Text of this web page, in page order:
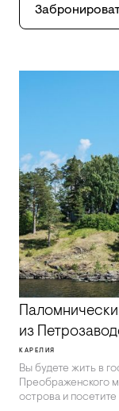
из
КАРЕЛИЯ
Вы будете жить в
Преображенского
острова и